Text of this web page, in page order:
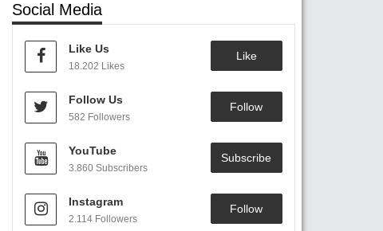
Social Media
Like Us
18.202 Likes
Like
Follow Us
582 Followers
Follow
YouTube
3.860 Subscribers
Subscribe
Instagram
2.114 Followers
Follow